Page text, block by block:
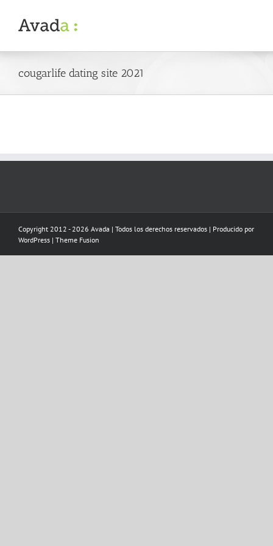
content
cougarlife dating site 2021
Copyright 2012 - 2026 Avada | Todos los derechos reservados | Producido por
WordPress | Theme Fusion